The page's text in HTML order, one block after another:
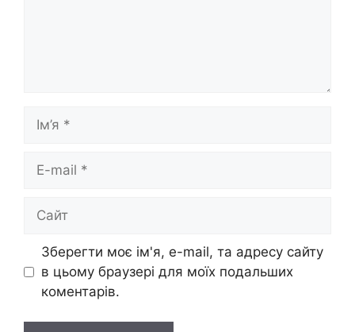
mail
Зберегти моє ім'я, e-mail, та адресу сайту
в цьому браузері для моїх подальших
коментарів.